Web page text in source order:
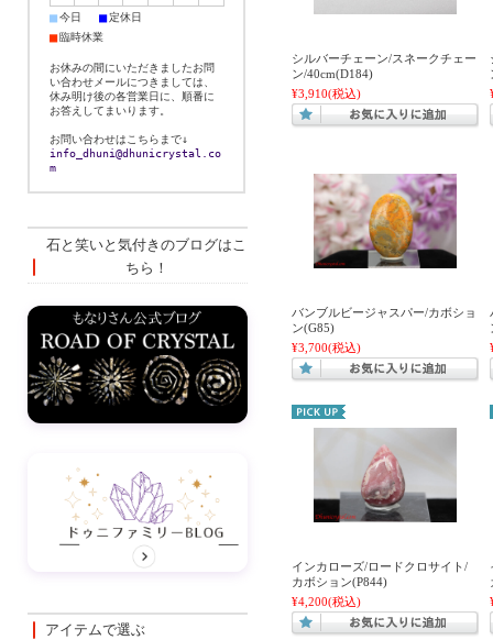
シルバーチェーン/スネークチェー
ン/40cm(D184)
¥3,910(税込)
バンブルビージャスパー/カボショ
ン(G85)
¥3,700(税込)
インカローズ/ロードクロサイト/
カボション(P844)
¥4,200(税込)
■今日 ■定休日
■臨時休業
お休みの間にいただきましたお問
い合わせメールにつきましては、
休み明け後の各営業日に、順番に
お答えしてまいります。
お問い合わせはこちらまで↓
info_dhuni@dhunicrystal.co
m
石と笑いと気付きのブログはこ
ちら！
アイテムで選ぶ